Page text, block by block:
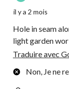
il y a 2 mois
Hole in seam
light garden
Traduire avec
Non, Je ne